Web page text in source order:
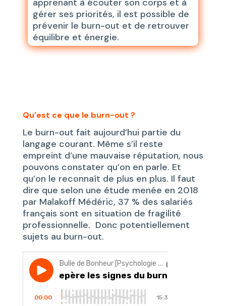
apprenant à écouter son corps et à
gérer ses priorités, il est possible de
prévenir le burn-out et de retrouver
équilibre et énergie.
Qu’est ce que le burn-out ?
Le burn-out fait aujourd’hui partie du
langage courant. Même s’il reste
empreint d’une mauvaise réputation, nous
pouvons constater qu’on en parle. Et
qu’on le reconnaît de plus en plus. Il faut
dire que selon une étude menée en 2018
par Malakoff Médéric, 37 % des salariés
français sont en situation de fragilité
professionnelle. Donc potentiellement
sujets au burn-out.